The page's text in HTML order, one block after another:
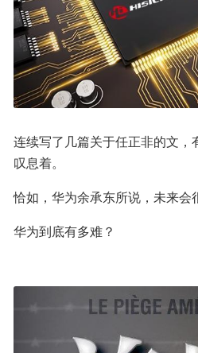
连续写了几篇关于任正非的文，
叹息着。
恰如，华为余承东所说，未来会
华为到底有多难？